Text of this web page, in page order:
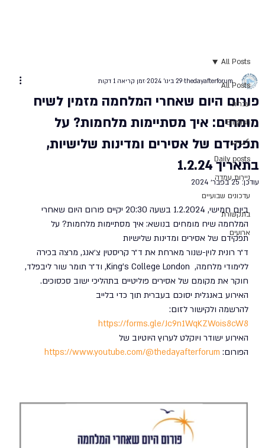
All Posts
עברית
English
عربي
Daily posts
ניירות עמדה
עדכונים שבועיים
בתקשורת
ארועים
All Posts
פורום היום שאחרי המלחמה מזמין לשיח
מומחים: איך מסתיימות מלחמות? על
תפקידם של אסירים ומדינות שלישיות,
בתאריך 1.2.24
thedayafterforum 29 בינו׳ 2024 זמן קריאה 1 דקות
עודכן:25 בפבר׳ 2024
ביום חמישי, 1.2.2024 בשעה 20:30 יקיים פורום היום שאחרי
המלחמה שיח מומחים בנושא: איך מסתיימות מלחמות? על
תפקידם של אסירים ומדינות שלישיות
ד״ר רונית לוין-שנור מארחת את ד״ר קריסטין צ׳אנג, מרצה בכירה
ללימודי מלחמה,  King’s College London, וד״ר תומר שור ליבפלד,
חוקר את מקומם של אסירים פוליטיים בתהליכי ישוב סכסוכים.
האירוע באנגלית יסוכם בעברית תוך כדי בלייב
להרשמה ולקישור לזום:
https://forms.gle/Jc9n1WqKZWois8cW8
האירוע ישודר ויוקלט לערוץ היוטיוב של
הפורום: https://www.youtube.com/@thedayafterforum